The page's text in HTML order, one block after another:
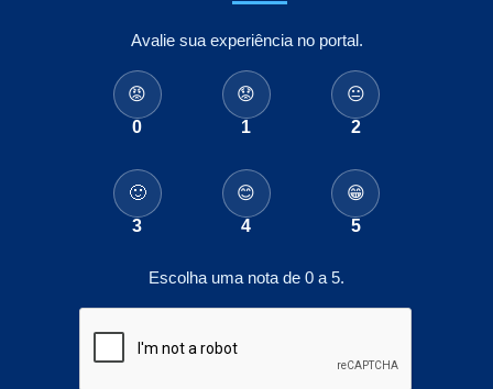
Avalie sua experiência no portal.
😡
0
😟
1
😐
2
🙂
3
😊
4
😁
5
Escolha uma nota de 0 a 5.